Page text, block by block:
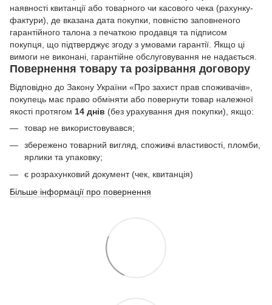
наявності квитанції або товарного чи касового чека (рахунку-
фактури), де вказана дата покупки, повністю заповненого
гарантійного талона з печаткою продавця та підписом
покупця, що підтверджує згоду з умовами гарантії. Якщо ці
вимоги не виконані, гарантійне обслуговування не надається.
Повернення товару та розірвання договору
Відповідно до Закону України «Про захист прав споживачів»,
покупець має право обміняти або повернути товар належної
якості протягом 14 днів (без урахування дня покупки), якщо:
товар не використовувався;
збережено товарний вигляд, споживчі властивості, пломби,
ярлики та упаковку;
є розрахунковий документ (чек, квитанція)
Більше інформації про повернення